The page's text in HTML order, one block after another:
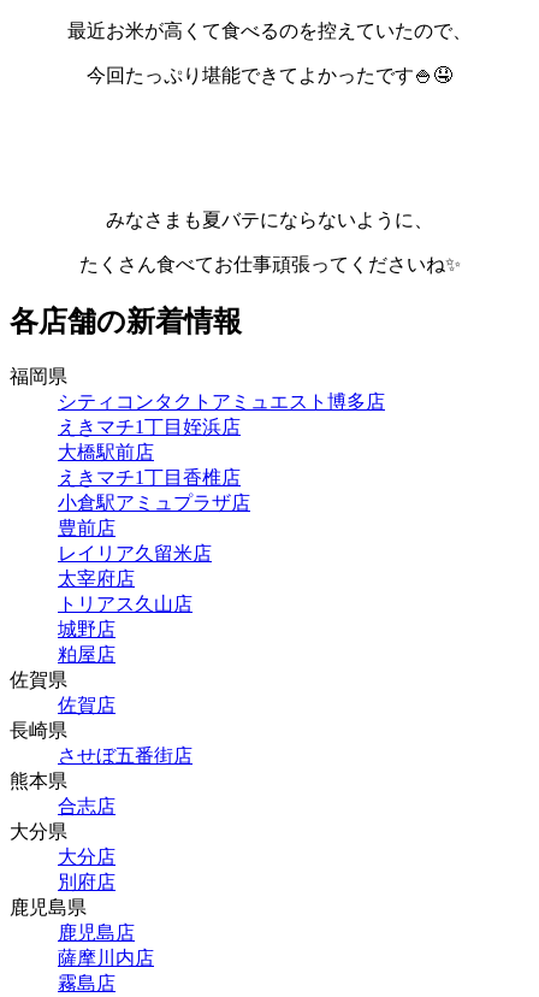
最近お米が高くて食べるのを控えていたので、
今回たっぷり堪能できてよかったです🍚🤤
みなさまも夏バテにならないように、
たくさん食べてお仕事頑張ってくださいね✨
各店舗の新着情報
福岡県
シティコンタクトアミュエスト博多店
えきマチ1丁目姪浜店
大橋駅前店
えきマチ1丁目香椎店
小倉駅アミュプラザ店
豊前店
レイリア久留米店
太宰府店
トリアス久山店
城野店
粕屋店
佐賀県
佐賀店
長崎県
させぼ五番街店
熊本県
合志店
大分県
大分店
別府店
鹿児島県
鹿児島店
薩摩川内店
霧島店